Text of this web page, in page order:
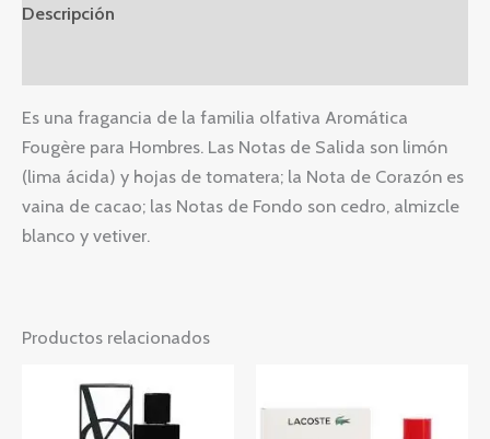
Descripción
Es una fragancia de la familia olfativa Aromática
Fougère para Hombres. Las Notas de Salida son limón
(lima ácida) y hojas de tomatera; la Nota de Corazón es
vaina de cacao; las Notas de Fondo son cedro, almizcle
blanco y vetiver.
Productos relacionados